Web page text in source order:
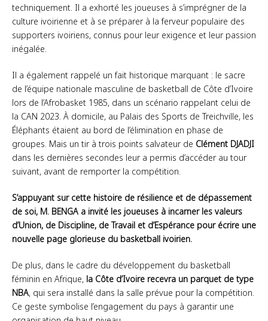
techniquement. Il a exhorté les joueuses à s’imprégner de la
culture ivoirienne et à se préparer à la ferveur populaire des
supporters ivoiriens, connus pour leur exigence et leur passion
inégalée.
Il a également rappelé un fait historique marquant : le sacre
de l’équipe nationale masculine de basketball de Côte d’Ivoire
lors de l’Afrobasket 1985, dans un scénario rappelant celui de
la CAN 2023. À domicile, au Palais des Sports de Treichville, les
Éléphants étaient au bord de l’élimination en phase de
groupes. Mais un tir à trois points salvateur de Clément DJADJI
dans les dernières secondes leur a permis d’accéder au tour
suivant, avant de remporter la compétition.
S’appuyant sur cette histoire de résilience et de dépassement
de soi, M. BENGA a invité les joueuses à incarner les valeurs
d’Union, de Discipline, de Travail et d’Espérance pour écrire une
nouvelle page glorieuse du basketball ivoirien.
De plus, dans le cadre du développement du basketball
féminin en Afrique, la Côte d’Ivoire recevra un parquet de type
NBA, qui sera installé dans la salle prévue pour la compétition.
Ce geste symbolise l’engagement du pays à garantir une